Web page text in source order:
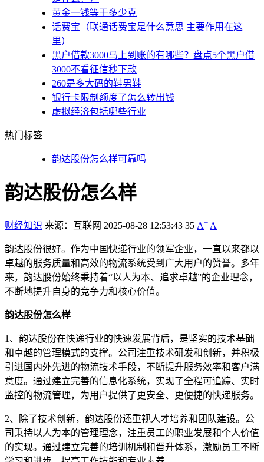
黄金一钱等于多少克
话费宝（联通话费宝是什么意思 主要作用在这
里）
黑户借款3000马上到账的有哪些？盘点5个黑户借
3000不看征信秒下款
260是多大码的鞋男鞋
银行卡限制额度了怎么转出钱
虚拟经济包括哪些行业
热门标签
韵达股份怎么样可靠吗
韵达股份怎么样
财经知识 来源：互联网 2025-08-28 12:53:43 35 A+ A-
韵达股份很好。作为中国快递行业的领军企业，一直以来都以
卓越的服务质量和高效的物流系统受到广大用户的赞誉。多年
来，韵达股份始终秉持着“以人为本、追求卓越”的企业理念，
不断地提升自身的竞争力和核心价值。
韵达股份怎么样
1、韵达股份在快递行业的快速发展背后，是坚实的技术基础
和卓越的管理模式的支撑。公司注重技术研发和创新，并积极
引进国内外先进的物流技术手段，不断提升服务效率和客户满
意度。通过建立完善的信息化系统，实现了全程可追踪、实时
监控的物流管理，为用户提供了更安全、更便捷的快递服务。
2、除了技术创新，韵达股份还重视人才培养和团队建设。公
司秉持以人为本的管理理念，注重员工的职业发展和个人价值
的实现。通过建立完善的培训机制和晋升体系，激励员工不断